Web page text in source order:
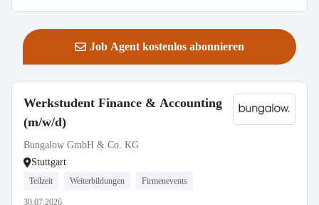
Job Agent kostenlos abonnieren
Werkstudent Finance & Accounting
(m/w/d)
Bungalow GmbH & Co. KG
Stuttgart
Teilzeit Weiterbildungen Firmenevents
30.07.2026